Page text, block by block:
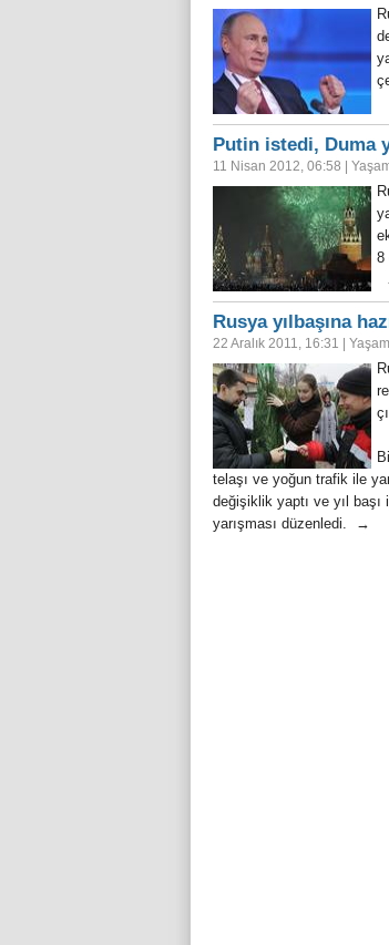
Putin istedi, Duma
11 Nisan 2012, 06:58
8
Rusya yılbaşına
22 Aralık 2011, 16:31 Yaşam
telaşı ve yoğun trafik ile
değişiklik yaptı ve yıl başı
yarışması düzenledi. →